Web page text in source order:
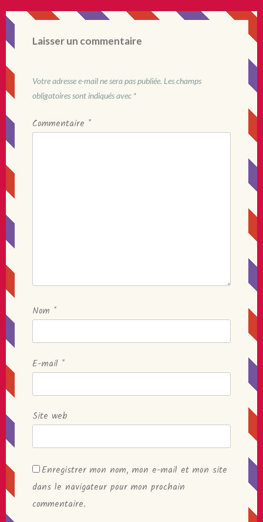
Laisser un commentaire
Votre adresse e-mail ne sera pas publiée. Les champs
obligatoires sont indiqués avec *
Commentaire *
Nom *
E-mail *
Site web
Enregistrer mon nom, mon e-mail et mon site
dans le navigateur pour mon prochain
commentaire.